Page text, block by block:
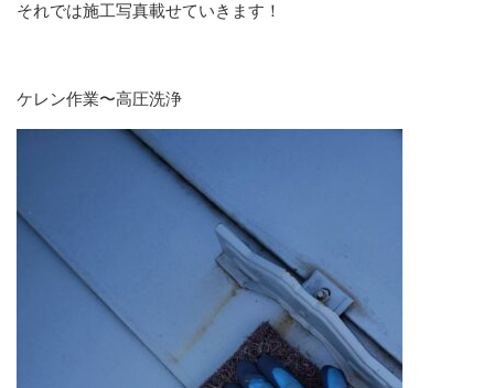
それでは施工写真載せていきます！
ケレン作業〜高圧洗浄